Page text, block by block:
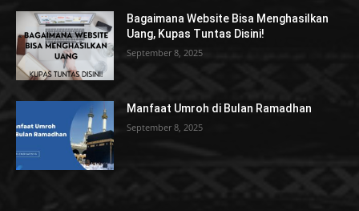
Bagaimana Website Bisa Menghasilkan
Uang, Kupas Tuntas Disini!
September 8, 2025
Manfaat Umroh di Bulan Ramadhan
September 8, 2025